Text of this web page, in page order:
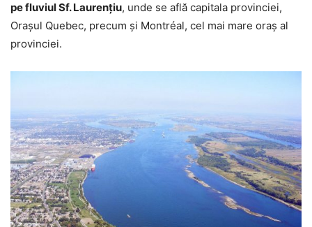
pe fluviul Sf. Laurențiu, unde se află capitala provinciei,
Orașul Quebec, precum și Montréal, cel mai mare oraș al
provinciei.